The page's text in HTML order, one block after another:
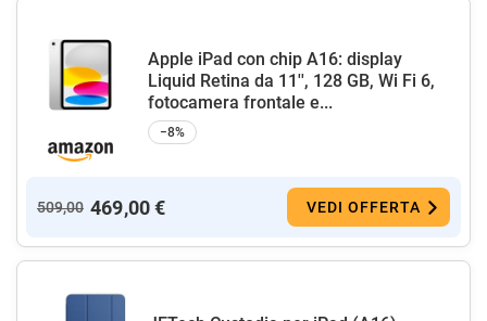
Apple iPad con chip A16: display
Liquid Retina da 11'', 128 GB, Wi Fi 6,
fotocamera frontale e...
−8%
509,00 469,00 € VEDI OFFERTA